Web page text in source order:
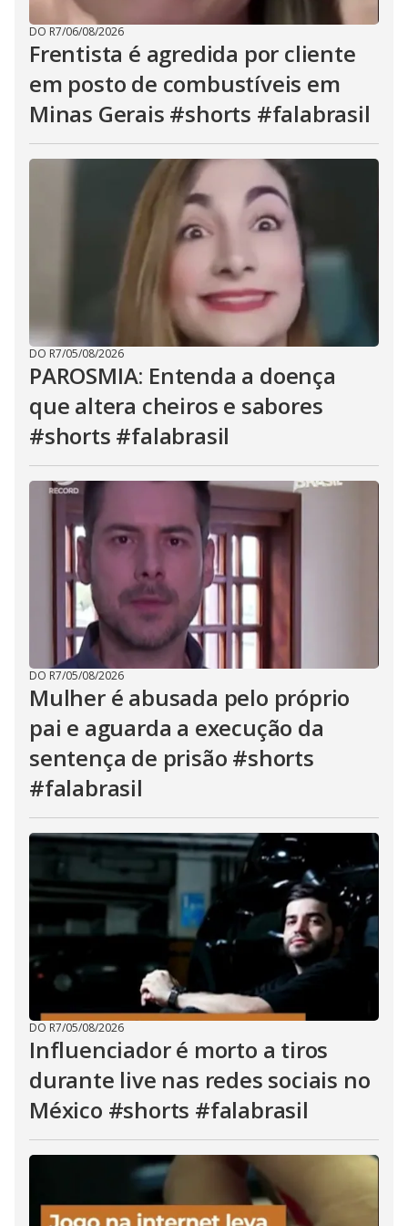
DO R7/06/08/2026
Frentista é agredida por cliente
em posto de combustíveis em
Minas Gerais #shorts #falabrasil
DO R7/05/08/2026
PAROSMIA: Entenda a doença
que altera cheiros e sabores
#shorts #falabrasil
DO R7/05/08/2026
Mulher é abusada pelo próprio
pai e aguarda a execução da
sentença de prisão #shorts
#falabrasil
DO R7/05/08/2026
Influenciador é morto a tiros
durante live nas redes sociais no
México #shorts #falabrasil